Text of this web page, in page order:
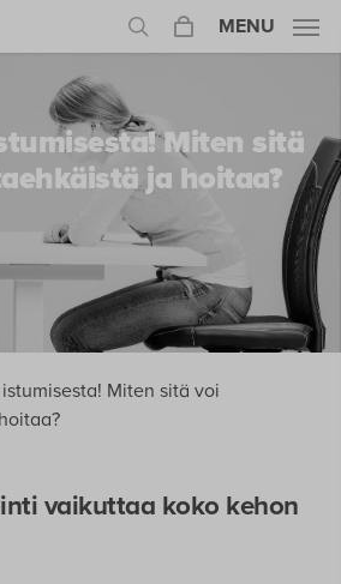
search
MENU
Miten sitä
ja hoitaa?
Miten sitä voi
vaikuttaa koko kehon